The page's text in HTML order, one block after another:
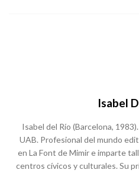
Isabel
Isabel del Río (Barcelona,
UAB. Profesional del mundo
en La Font de Mimir e imparte
centros cívicos y culturales. Su